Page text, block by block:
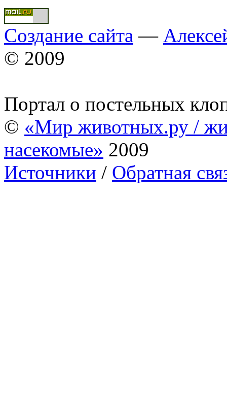
Создание сайта —
© 2009
Портал о постельных
© «Мир животных.ру /
насекомые» 2009
Источники / Обратная